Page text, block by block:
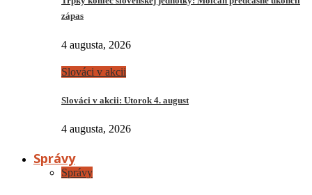
zápas
4 augusta, 2026
Slováci v akcii
Slováci v akcii: Utorok 4. august
4 augusta, 2026
Správy
Správy